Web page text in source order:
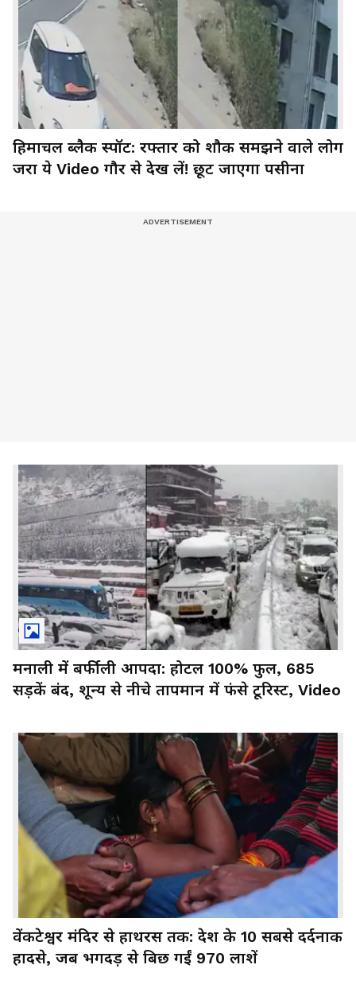
हिमाचल ब्लैक स्पॉट: रफ्तार को शौक समझने वाले लोग
जरा ये Video गौर से देख लें! छूट जाएगा पसीना
मनाली में बर्फीली आपदा: होटल 100% फुल, 685
सड़कें बंद, शून्य से नीचे तापमान में फंसे टूरिस्ट, Video
वेंकटेश्वर मंदिर से हाथरस तक: देश के 10 सबसे दर्दनाक
हादसे, जब भगदड़ से बिछ गईं 970 लाशें